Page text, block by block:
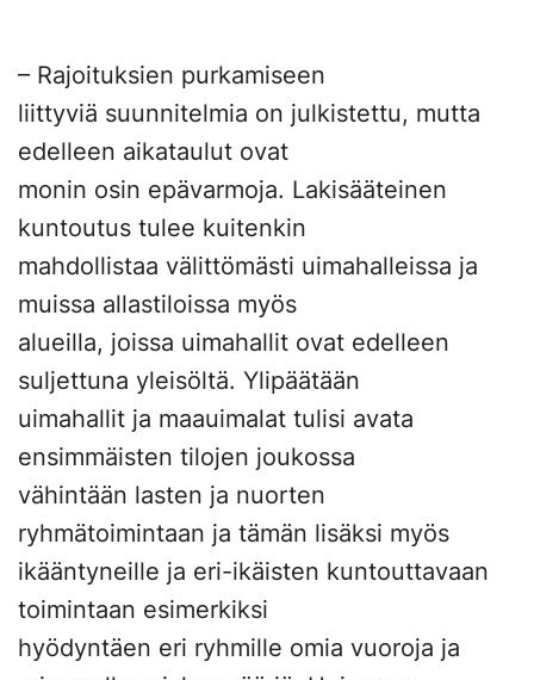
– Rajoituksien purkamiseen
liittyviä suunnitelmia on julkistettu, mutta
edelleen aikataulut ovat
monin osin epävarmoja. Lakisääteinen
kuntoutus tulee kuitenkin
mahdollistaa välittömästi uimahalleissa ja
muissa allastiloissa myös
alueilla, joissa uimahallit ovat edelleen
suljettuna yleisöltä. Ylipäätään
uimahallit ja maauimalat tulisi avata
ensimmäisten tilojen joukossa
vähintään lasten ja nuorten
ryhmätoimintaan ja tämän lisäksi myös
ikääntyneille ja eri-ikäisten kuntouttavaan
toimintaan esimerkiksi
hyödyntäen eri ryhmille omia vuoroja ja